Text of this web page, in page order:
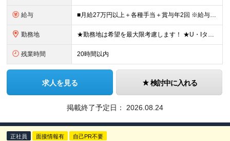
給与 ■月給27万円以上＋各種手当＋賞与年2回 ※給与は、年齢・経験・能力を考慮して決定します ※時間外勤務手当別途支給 ※販売実績に応じた奨励給あり ※試用期間：2ヶ月あり(条件に差異なし)
勤務地 ★勤務地は希望を最大限考慮します！ ★U・Iターン歓迎／マイカー通勤OK …………………… ★U-Select城北 埼玉県和光市下新倉5-27-1 …………………… ★U-Select鈴鹿東 三重
残業時間 20時間以内
求人を見る 検討中に入れる
掲載終了予定日： 2026.08.24
正社員 面接情報有 自己PR不要